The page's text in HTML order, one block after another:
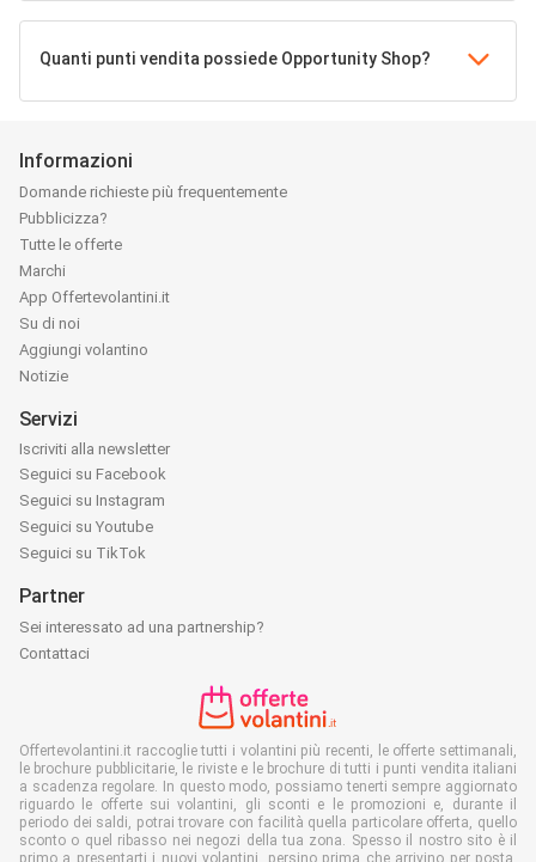
Quanti punti vendita possiede Opportunity Shop?
Informazioni
Domande richieste più frequentemente
Pubblicizza?
Tutte le offerte
Marchi
App Offertevolantini.it
Su di noi
Aggiungi volantino
Notizie
Servizi
Iscriviti alla newsletter
Seguici su Facebook
Seguici su Instagram
Seguici su Youtube
Seguici su TikTok
Partner
Sei interessato ad una partnership?
Contattaci
Offertevolantini.it raccoglie tutti i volantini più recenti, le offerte settimanali,
le brochure pubblicitarie, le riviste e le brochure di tutti i punti vendita italiani
a scadenza regolare. In questo modo, possiamo tenerti sempre aggiornato
riguardo le offerte sui volantini, gli sconti e le promozioni e, durante il
periodo dei saldi, potrai trovare con facilità quella particolare offerta, quello
sconto o quel ribasso nei negozi della tua zona. Spesso il nostro sito è il
primo a presentarti i nuovi volantini, persino prima che arrivino per posta.